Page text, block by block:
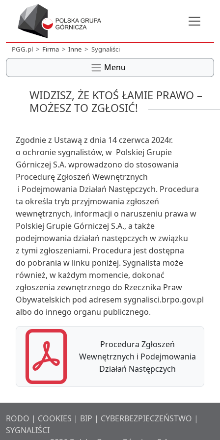
PGG.pl Firma Inne Sygnaliści
Menu
WIDZISZ, ŻE KTOŚ ŁAMIE PRAWO –
MOŻESZ TO ZGŁOSIĆ!
Zgodnie z Ustawą z dnia 14 czerwca 2024r.
o ochronie sygnalistów, w Polskiej Grupie
Górniczej S.A. wprowadzono do stosowania
Procedurę Zgłoszeń Wewnętrznych
i Podejmowania Działań Następczych. Procedura
ta określa tryb przyjmowania zgłoszeń
wewnętrznych, informacji o naruszeniu prawa w
Polskiej Grupie Górniczej S.A., a także
podejmowania działań następczych w związku
z tymi zgłoszeniami. Procedura jest dostępna
do pobrania w linku poniżej. Sygnalista może
również, w każdym momencie, dokonać
zgłoszenia zewnętrznego do Rzecznika Praw
Obywatelskich pod adresem sygnalisci.brpo.gov.pl
albo do innego organu publicznego.
Procedura Zgłoszeń
Wewnętrznych i Podejmowania
Działań Następczych
RODO | COOKIES | BIP | CYBERBEZPIECZEŃSTWO |
SYGNALIŚCI